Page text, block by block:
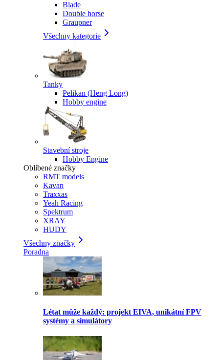
Blade
Double horse
Graupner
Všechny kategorie
Tanky
Pelikan (Heng Long)
Hobby engine
Stavební stroje
Hobby Engine
Oblíbené značky
RMT models
Kavan
Traxxas
Yeah Racing
Spektrum
XRAY
HUDY
Všechny značky
Poradna
Létat může každý: projekt EIVA, unikátní FPV
systémy a simulátory